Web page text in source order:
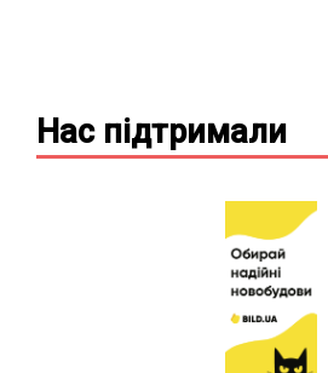
Нас підтримали